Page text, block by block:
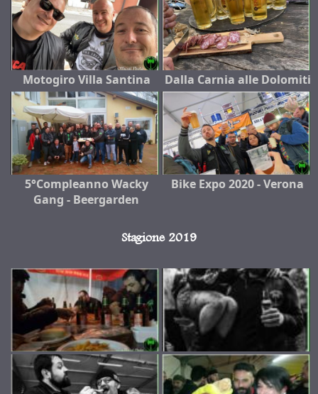
Motogiro Villa Santina Dalla Carnia alle Dolomiti
5°Compleanno Wacky
Gang - Beergarden
Bike Expo 2020 - Verona
Stagione 2019